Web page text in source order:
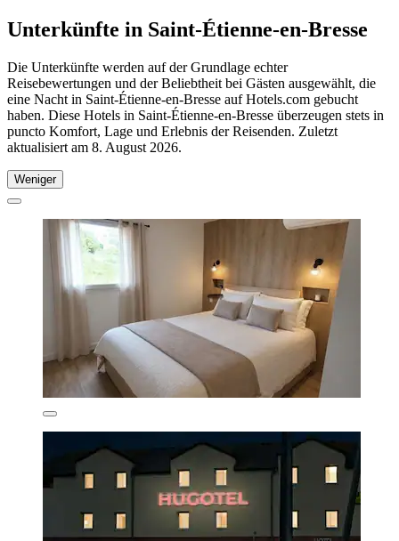
Unterkünfte in Saint-Étienne-en-Bresse
Die Unterkünfte werden auf der Grundlage echter
Reisebewertungen und der Beliebtheit bei Gästen ausgewählt, die
eine Nacht in Saint-Étienne-en-Bresse auf Hotels.com gebucht
haben. Diese Hotels in Saint-Étienne-en-Bresse überzeugen stets in
puncto Komfort, Lage und Erlebnis der Reisenden. Zuletzt
aktualisiert am 8. August 2026.
Weniger